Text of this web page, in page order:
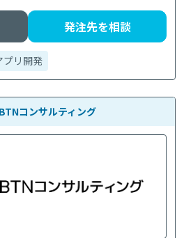
発注先を相談
プリ開発
コンサルティング